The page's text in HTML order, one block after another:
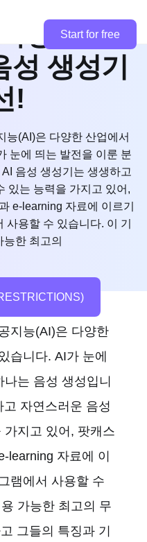
Start for free
용해봐야
성 생성기
!
능(AI)은 다양한 산업에서
눈에 띄는 발전을 이룬 분
음성 생성기는 생생하고
있는 능력을 가지고 있어,
e-learning 자료에 이르기
용할 수 있습니다. 이 기
한 최고의
지능(AI)은 다양한
습니다. AI가 눈에
는 음성 생성입니
자연스러운 음성
지고 있어, 팟캐스
learning 자료에 이
램에서 사용할 수
가능한 최고의 무
그들의 특징과 기